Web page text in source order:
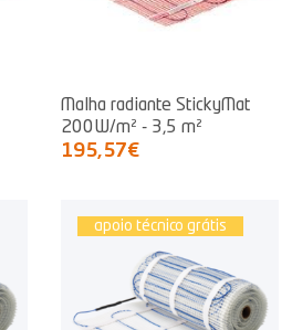
Malha radiante StickyMat
200W/m² - 3,5 m²
195,57€
apoio técnico grátis